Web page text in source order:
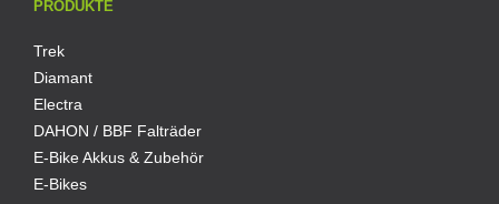
PRODUKTE
Trek
Diamant
Electra
DAHON / BBF Falträder
E-Bike Akkus & Zubehör
E-Bikes